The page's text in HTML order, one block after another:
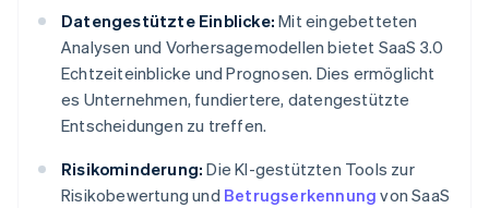
Datengestützte Einblicke: Mit eingebetteten
Analysen und Vorhersagemodellen bietet SaaS 3.0
Echtzeiteinblicke und Prognosen. Dies ermöglicht
es Unternehmen, fundiertere, datengestützte
Entscheidungen zu treffen.
Risikominderung: Die KI-gestützten Tools zur
Risikobewertung und Betrugserkennung von SaaS